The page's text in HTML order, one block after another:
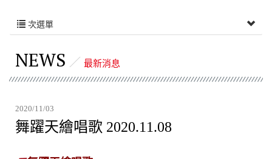
次選單
NEWS 最新消息
2020/11/03
舞躍天繪唱歌 2020.11.08